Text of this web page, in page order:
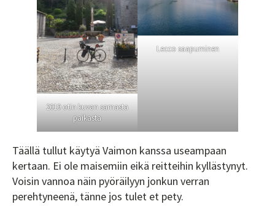
2019 otin kuvan samasta
paikasta
Lecco saapuminen
Täällä tullut käytyä Vaimon kanssa useampaan
kertaan. Ei ole maisemiin eikä reitteihin kyllästynyt.
Voisin vannoa näin pyöräilyyn jonkun verran
perehtyneenä, tänne jos tulet et pety.